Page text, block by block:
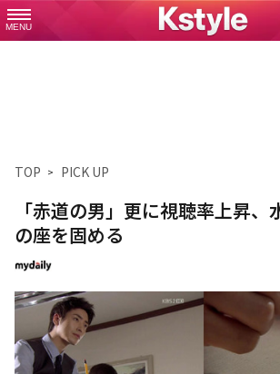
MENU
TOP PICK UP
「赤道の男」更に視聴率上昇、
の座を固める